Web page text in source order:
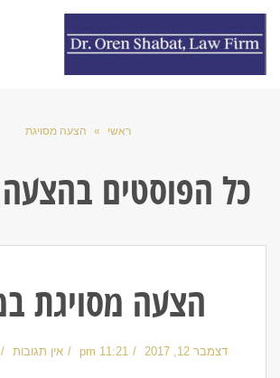
ראשי » הצעה מסויגת
כל הפוסטים ב
הצעה מסויגת
דצמבר 12, 2017 11:21 pm אין תגובות